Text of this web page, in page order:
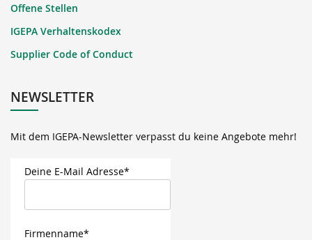
Offene Stellen
IGEPA Verhaltenskodex
Supplier Code of Conduct
NEWSLETTER
Mit dem IGEPA-Newsletter verpasst du keine Angebote mehr!
Deine E-Mail Adresse*
Firmenname*